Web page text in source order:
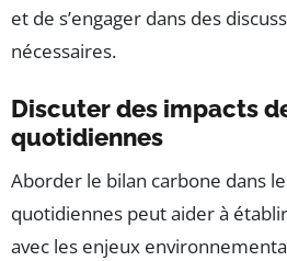
et de s’engager dans des
nécessaires.
Discuter des impacts
quotidiennes
Aborder le bilan carbone dans
quotidiennes peut aider à
avec les enjeux